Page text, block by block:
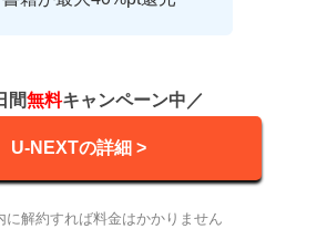
間無料キャンペーン中／
U-NEXTの詳細 >
に解約すれば料金はかかりません